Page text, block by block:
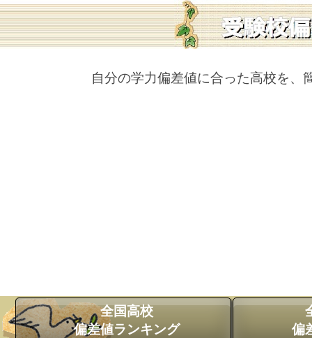
自分の学力偏差値に合った高校を、
全国高校
偏差値ランキング
偏